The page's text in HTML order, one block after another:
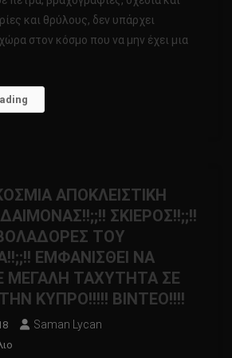
ΑΝΑΦΟΡΑ!!!!
και θρύλους, δεν υπάρχει
στον κόσμο που να μην έχει μια
ΑΠΟΚΛΕΙΣΤΙΚΗ
ΣΚΙΕΡΟΣ!!;;!!
ΤΟΥ
ΕΜΦΑΝΙΣΘΕΙ ΝΑ
ΜΕΓΑΛΗ ΤΑΧΥΤΗΤΑ ΣΕ
ΚΥΠΡΟ!!!!! ΒΙΝΤΕΟ!!!!
Saman Lycan
Για